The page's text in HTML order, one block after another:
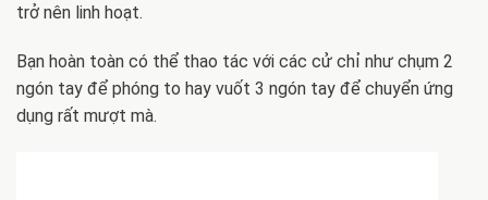
trở nên linh hoạt.
Bạn hoàn toàn có thể thao tác với các cử chỉ như chụm 2
ngón tay để phóng to hay vuốt 3 ngón tay để chuyển ứng
dụng rất mượt mà.